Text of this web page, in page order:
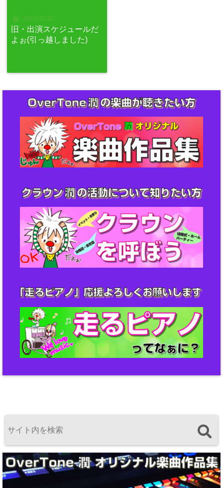
旧・出演スケジュールだ
よぉ(引っ越しました)